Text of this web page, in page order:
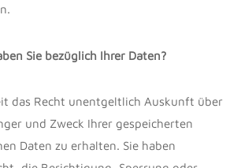
Sie bezüglich Ihrer Daten?
das Recht unentgeltlich Auskunft über
und Zweck Ihrer gespeicherten
Daten zu erhalten. Sie haben